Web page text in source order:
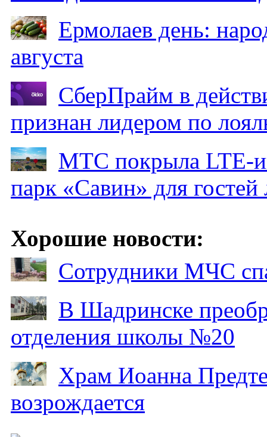
Ермолаев день:
августа
СберПрайм в
признан лидером по
МТС покрыла LTE-
парк «Савин» для гостей
Хорошие новости:
Сотрудники МЧС
В Шадринске
отделения школы №20
Храм Иоанна
возрождается